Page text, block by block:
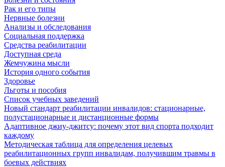
Рак и его типы
Нервные болезни
Анализы и обследования
Социальная поддержка
Средства реабилитации
Доступная среда
Жемчужина мысли
История одного события
Здоровье
Льготы и пособия
Список учебных заведений
Новый стандарт реабилитации инвалидов: стационарные,
полустационарные и дистанционные формы
Адаптивное джиу-джитсу: почему этот вид спорта подходит
каждому
Методическая таблица для определения целевых
реабилитационных групп инвалидам, получившим травмы в
боевых действиях